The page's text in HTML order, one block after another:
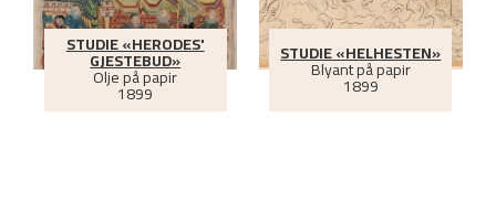
STUDIE «HERODES'
GJESTEBUD»
Olje på papir
1899
STUDIE «HELHESTEN»
Blyant på papir
1899